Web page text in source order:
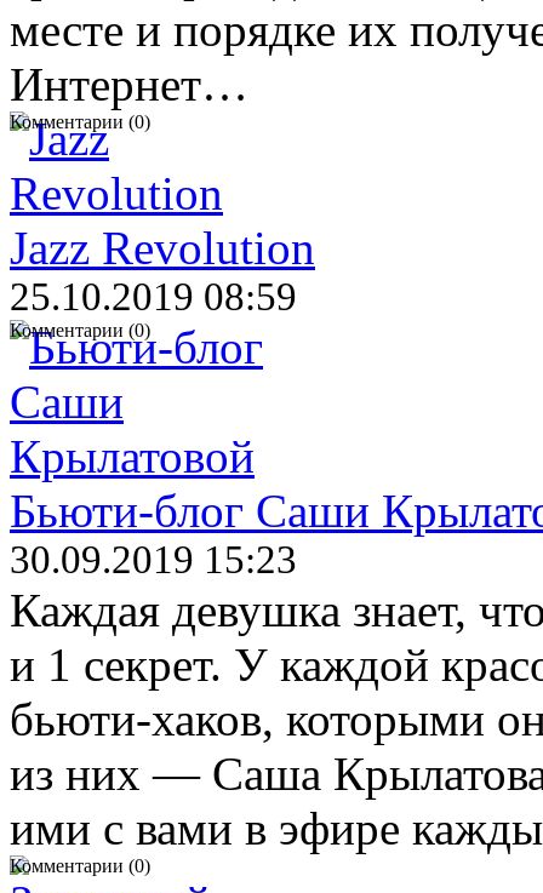
месте и порядке их
Интернет…
Комментарии (0)
Jazz Revolution
25.10.2019 08:59
Комментарии (0)
Бьюти-блог Саши
30.09.2019 15:23
Каждая девушка знает,
и 1 секрет. У каждой
бьюти-хаков, которыми
из них — Саша
ими с вами в эфире
Комментарии (0)